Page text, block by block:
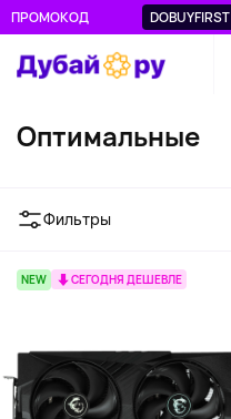
ПРОМОКОД DOBUYFIRST
Оптимальные
Фильтры
NEW СЕГОДНЯ ДЕШЕВЛЕ